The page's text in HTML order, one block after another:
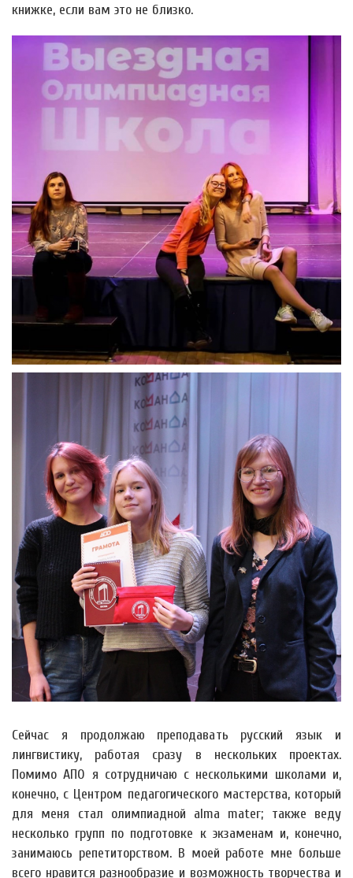
книжке, если вам это не близко.
Сейчас я продолжаю преподавать русский язык и
лингвистику, работая сразу в нескольких проектах.
Помимо АПО я сотрудничаю с несколькими школами и,
конечно, с Центром педагогического мастерства, который
для меня стал олимпиадной alma mater; также веду
несколько групп по подготовке к экзаменам и, конечно,
занимаюсь репетиторством. В моей работе мне больше
всего нравится разнообразие и возможность творчества и